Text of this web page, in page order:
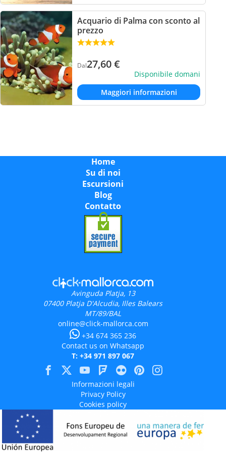
Acquario di Palma con sconto al
prezzo
Dal27,60€
Disponibile domani
Maggiori informazioni
Home
Su di noi
Escursioni
Blog
Contatto
Avinguda Platja, 13
07400 Platja D'Alcudia, Illes Balears
MT/89/BAL
online@click-mallorca.com
+34 674 365 236
Contact us on Whatsapp
T: +34 971 897 067
Informazioni legali
Privacy Policy
Cookies policy